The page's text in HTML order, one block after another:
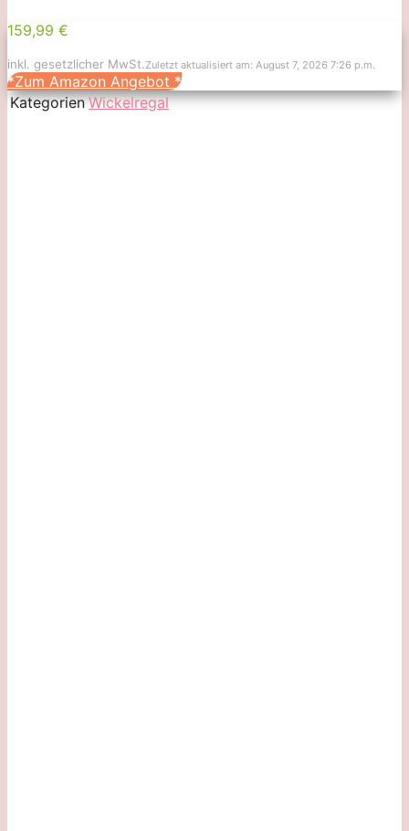
159,99 €
inkl. gesetzlicher MwSt.Zuletzt aktualisiert am: August 7, 2026 7:26 p.m.
*Zum Amazon Angebot *
Kategorien Wickelregal